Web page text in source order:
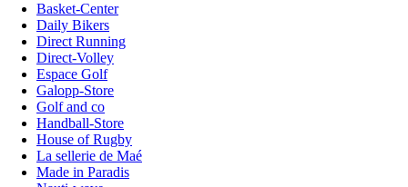
Basket-Center
Daily Bikers
Direct Running
Direct-Volley
Espace Golf
Galopp-Store
Golf and co
Handball-Store
House of Rugby
La sellerie de Maé
Made in Paradis